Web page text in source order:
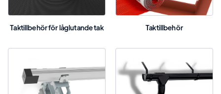
Taktillbehör för låglutande tak Taktillbehör